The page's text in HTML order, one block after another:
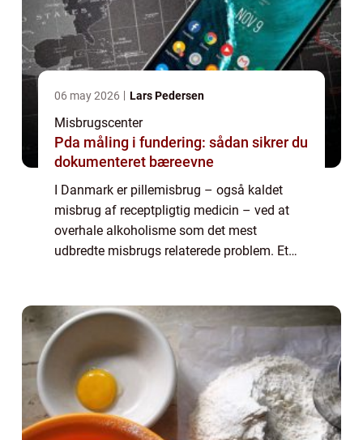
06 may 2026 Lars Pedersen
Misbrugscenter
Pda måling i fundering: sådan sikrer du
dokumenteret bæreevne
I Danmark er pillemisbrug – også kaldet
misbrug af receptpligtig medicin – ved at
overhale alkoholisme som det mest
udbredte misbrugs relaterede problem. Et